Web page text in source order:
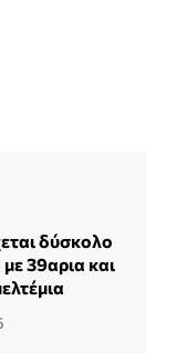
δύσκολο
39αρια και